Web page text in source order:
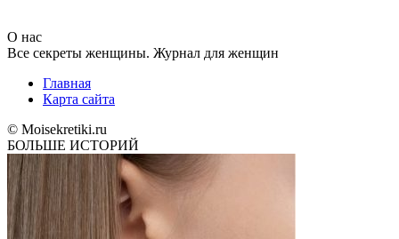
О нас
Все секреты женщины. Журнал для женщин
Главная
Карта сайта
© Moisekretiki.ru
БОЛЬШЕ ИСТОРИЙ